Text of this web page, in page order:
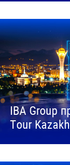
IBA Group
Tour